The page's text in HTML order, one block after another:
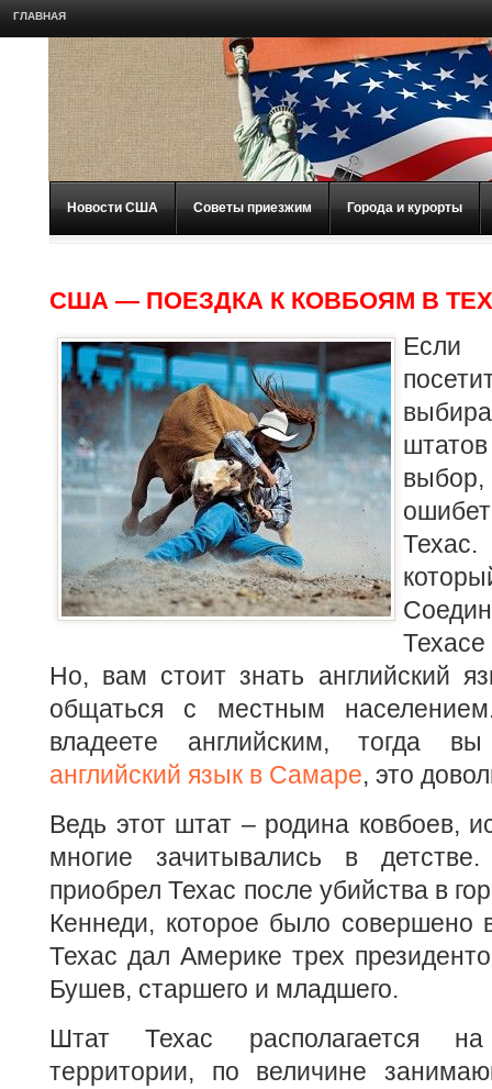
ГЛАВНАЯ
Новости США Советы приезжим Города и курорты
США — ПОЕЗДКА К КОВБОЯМ В
Но, вам стоит знать английский
общаться с местным
владеете английским, тогда
английский язык в Самаре, это
Ведь этот штат – родина ковбоев,
многие зачитывались в
приобрел Техас после убийства в
Кеннеди, которое было совершено
Техас дал Америке трех
Бушев, старшего и младшего.
Штат Техас располагается
территории, по величине